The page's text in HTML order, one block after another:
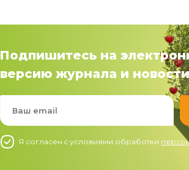
Подпишитесь на
версию журнала и новости
Я согласен c условиями обработки